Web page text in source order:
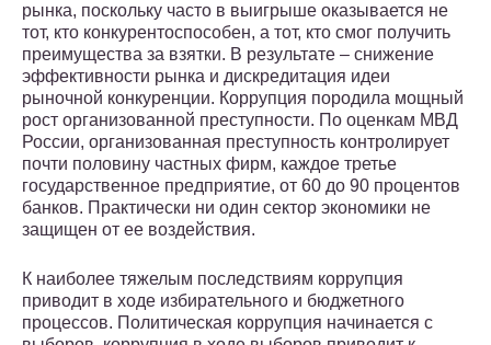
рынка, поскольку часто в выигрыше оказывается не
тот, кто конкурентоспособен, а тот, кто смог получить
преимущества за взятки. В результате – снижение
эффективности рынка и дискредитация идеи
рыночной конкуренции. Коррупция породила мощный
рост организованной преступности. По оценкам МВД
России, организованная преступность контролирует
почти половину частных фирм, каждое третье
государственное предприятие, от 60 до 90 процентов
банков. Практически ни один сектор экономики не
защищен от ее воздействия.
К наиболее тяжелым последствиям коррупция
приводит в ходе избирательного и бюджетного
процессов. Политическая коррупция начинается с